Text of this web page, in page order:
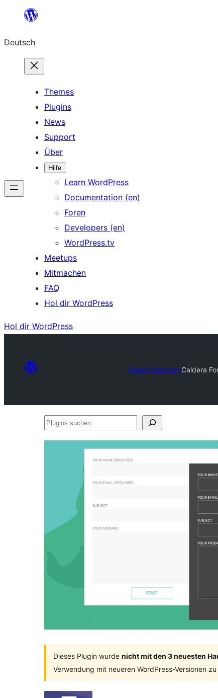
springen
Deutsch
Themes
Plugins
News
Support
Über
Hilfe
Learn WordPress
Documentation (en)
Foren
Developers (en)
WordPress.tv
Meetups
Mitmachen
FAQ
Hol dir WordPress
Hol dir WordPress
Plugin DirectoryCaldera
Plugins
Dieses Plugin wurde nicht mit den 3 neuesten
Verwendung mit neueren WordPress-Versionen